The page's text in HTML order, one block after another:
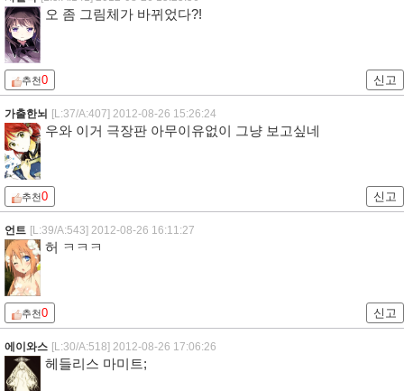
오 좀 그림체가 바뀌었다?!
추천0 신고
가출한뇌 [L:37/A:407] 2012-08-26 15:26:24
우와 이거 극장판 아무이유없이 그냥 보고싶네
추천0 신고
언트 [L:39/A:543] 2012-08-26 16:11:27
허 ㅋㅋㅋ
추천0 신고
에이와스 [L:30/A:518] 2012-08-26 17:06:26
헤들리스 마미트;